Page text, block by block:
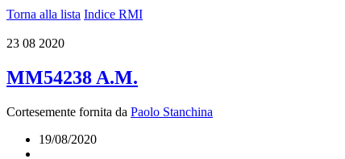
Torna alla lista Indice RMI
23 08 2020
MM54238 A.M.
Cortesemente fornita da Paolo Stanchina
19/08/2020